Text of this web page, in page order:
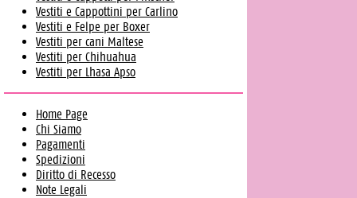
Vestiti e Cappottini per Carlino
Vestiti e Felpe per Boxer
Vestiti per cani Maltese
Vestiti per Chihuahua
Vestiti per Lhasa Apso
Home Page
Chi Siamo
Pagamenti
Spedizioni
Diritto di Recesso
Note Legali